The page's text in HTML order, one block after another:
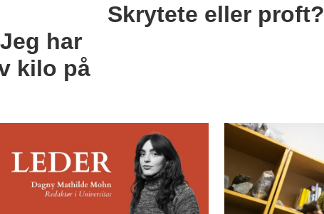
har
kilo på
Skrytete eller proft?